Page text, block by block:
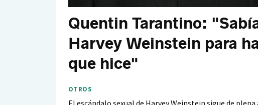
Quentin Tarantino:
Harvey Weinstein para
que hice"
OTROS
El escándalo sexual de Harvey Weinstein sigue de